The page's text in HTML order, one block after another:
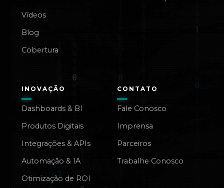
Vídeos
Blog
Cobertura
INOVAÇÃO
Dashboards & BI
Produtos Digitais
Integrações & APIs
Automação & IA
Otimização de ROI
CONTATO
Fale Conosco
Imprensa
Parceiros
Trabalhe Conosco